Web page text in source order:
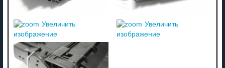
Увеличить
изображение
Увеличить
изображение